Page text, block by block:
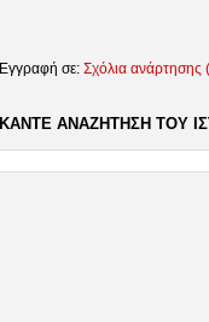
Εγγραφή σε: Σχόλια ανάρτησης
ΚΑΝΤΕ ΑΝΑΖΗΤΗΣΗ ΤΟΥ